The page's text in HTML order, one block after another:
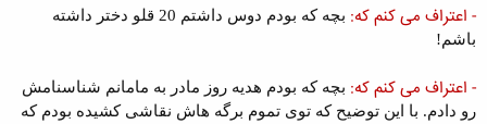
- اعتراف می کنم که:
بچه که بودم دوس داشتم 20 قلو دختر داشته
باشم!
- اعتراف می کنم که: بچه که بودم هدیه روز مادر به مامانم شناسنامش
رو دادم. با این توضیح که توی تموم برگه هاش نقاشی کشیده بودم که